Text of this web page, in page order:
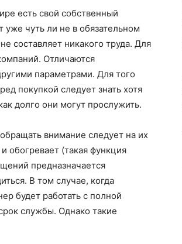
есть свой собственный
уже чуть ли не в обязательном
составляет никакого труда. Для
Отличаются
параметрами. Для того
покупкой следует знать хотя
долго они могут прослужить.
внимание следует на их
обогревает (такая функция
предназначается
В том случае, когда
будет работать с полной
службы. Однако такие